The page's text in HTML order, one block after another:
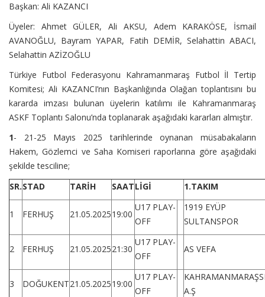
Başkan: Ali KAZANCI
Üyeler: Ahmet GÜLER, Ali AKSU, Adem KARAKÖSE, İsmail
AVANOĞLU, Bayram YAPAR, Fatih DEMİR, Selahattin ABACI,
Selahattin AZİZOĞLU
Türkiye Futbol Federasyonu Kahramanmaraş Futbol İl Tertip
Komitesi; Ali KAZANCI’nın Başkanlığında Olağan toplantısını bu
kararda imzası bulunan üyelerin katılımı ile Kahramanmaraş
ASKF Toplantı Salonu’nda toplanarak aşağıdaki kararları almıştır.
1- 21-25 Mayıs 2025 tarihlerinde oynanan müsabakaların
Hakem, Gözlemci ve Saha Komiseri raporlarına göre aşağıdaki
şekilde tesciline;
SR.STAD TARİH SAATLİGİ 1.TAKIM
1 FERHUŞ 21.05.202519:00
U17 PLAY-
OFF
1919 EYÜP
SULTANSPOR
2 FERHUŞ 21.05.202521:30
U17 PLAY-
OFF
AS VEFA
3 DOĞUKENT21.05.202519:00
U17 PLAY-
OFF
A.Ş